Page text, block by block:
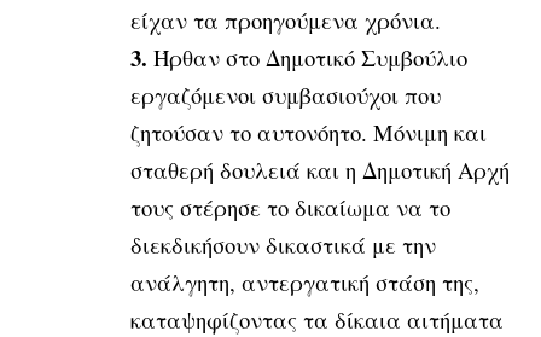
είχαν τα προηγούμενα χρόνια.
3. Ήρθαν στο Δημοτικό Συμβούλιο
εργαζόμενοι συμβασιούχοι που
ζητούσαν το αυτονόητο. Μόνιμη και
σταθερή δουλειά και η Δημοτική Αρχή
τους στέρησε το δικαίωμα να το
διεκδικήσουν δικαστικά με την
ανάλγητη, αντεργατική στάση της,
καταψηφίζοντας τα δίκαια αιτήματα